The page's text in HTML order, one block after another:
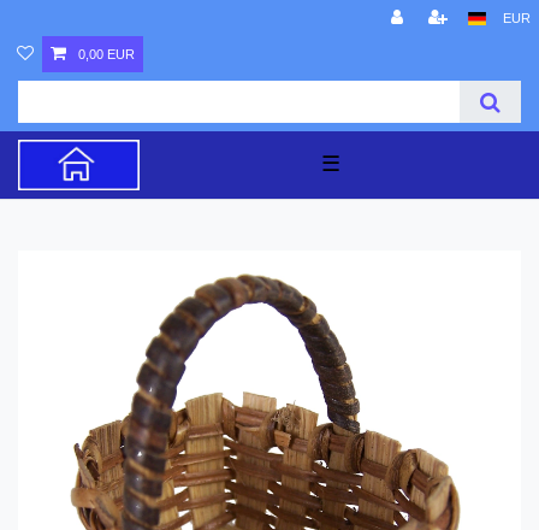
EUR
0,00 EUR
☰